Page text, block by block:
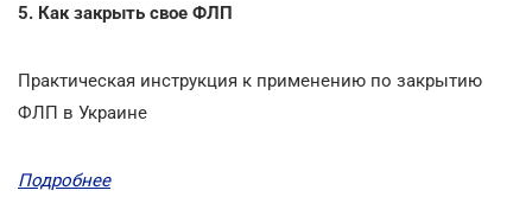
5. Как закрыть свое ФЛП
Практическая инструкция к применению по закрытию
ФЛП в Украине
Подробнее